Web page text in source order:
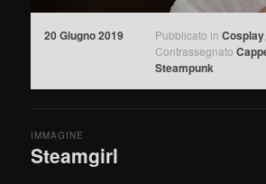
20 Giugno 2019 Pubblicato in Cosplay,
Contrassegnato
Steampunk
Steamgirl
IMMAGINE